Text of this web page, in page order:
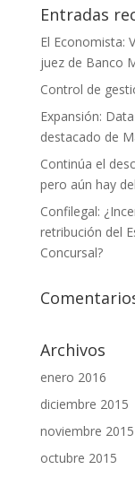
Entradas
El Economista:
juez de Banco
Control de
Expansión:
destacado de
Continúa el
pero aún hay
Confilegal:
retribución del
Concursal?
Archivos
enero 2016
diciembre 2015
noviembre 2015
octubre 2015